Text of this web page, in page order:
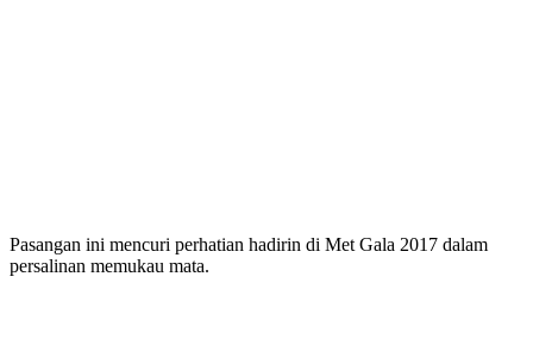
Pasangan ini mencuri perhatian hadirin di Met Gala 2017 dalam
persalinan memukau mata.